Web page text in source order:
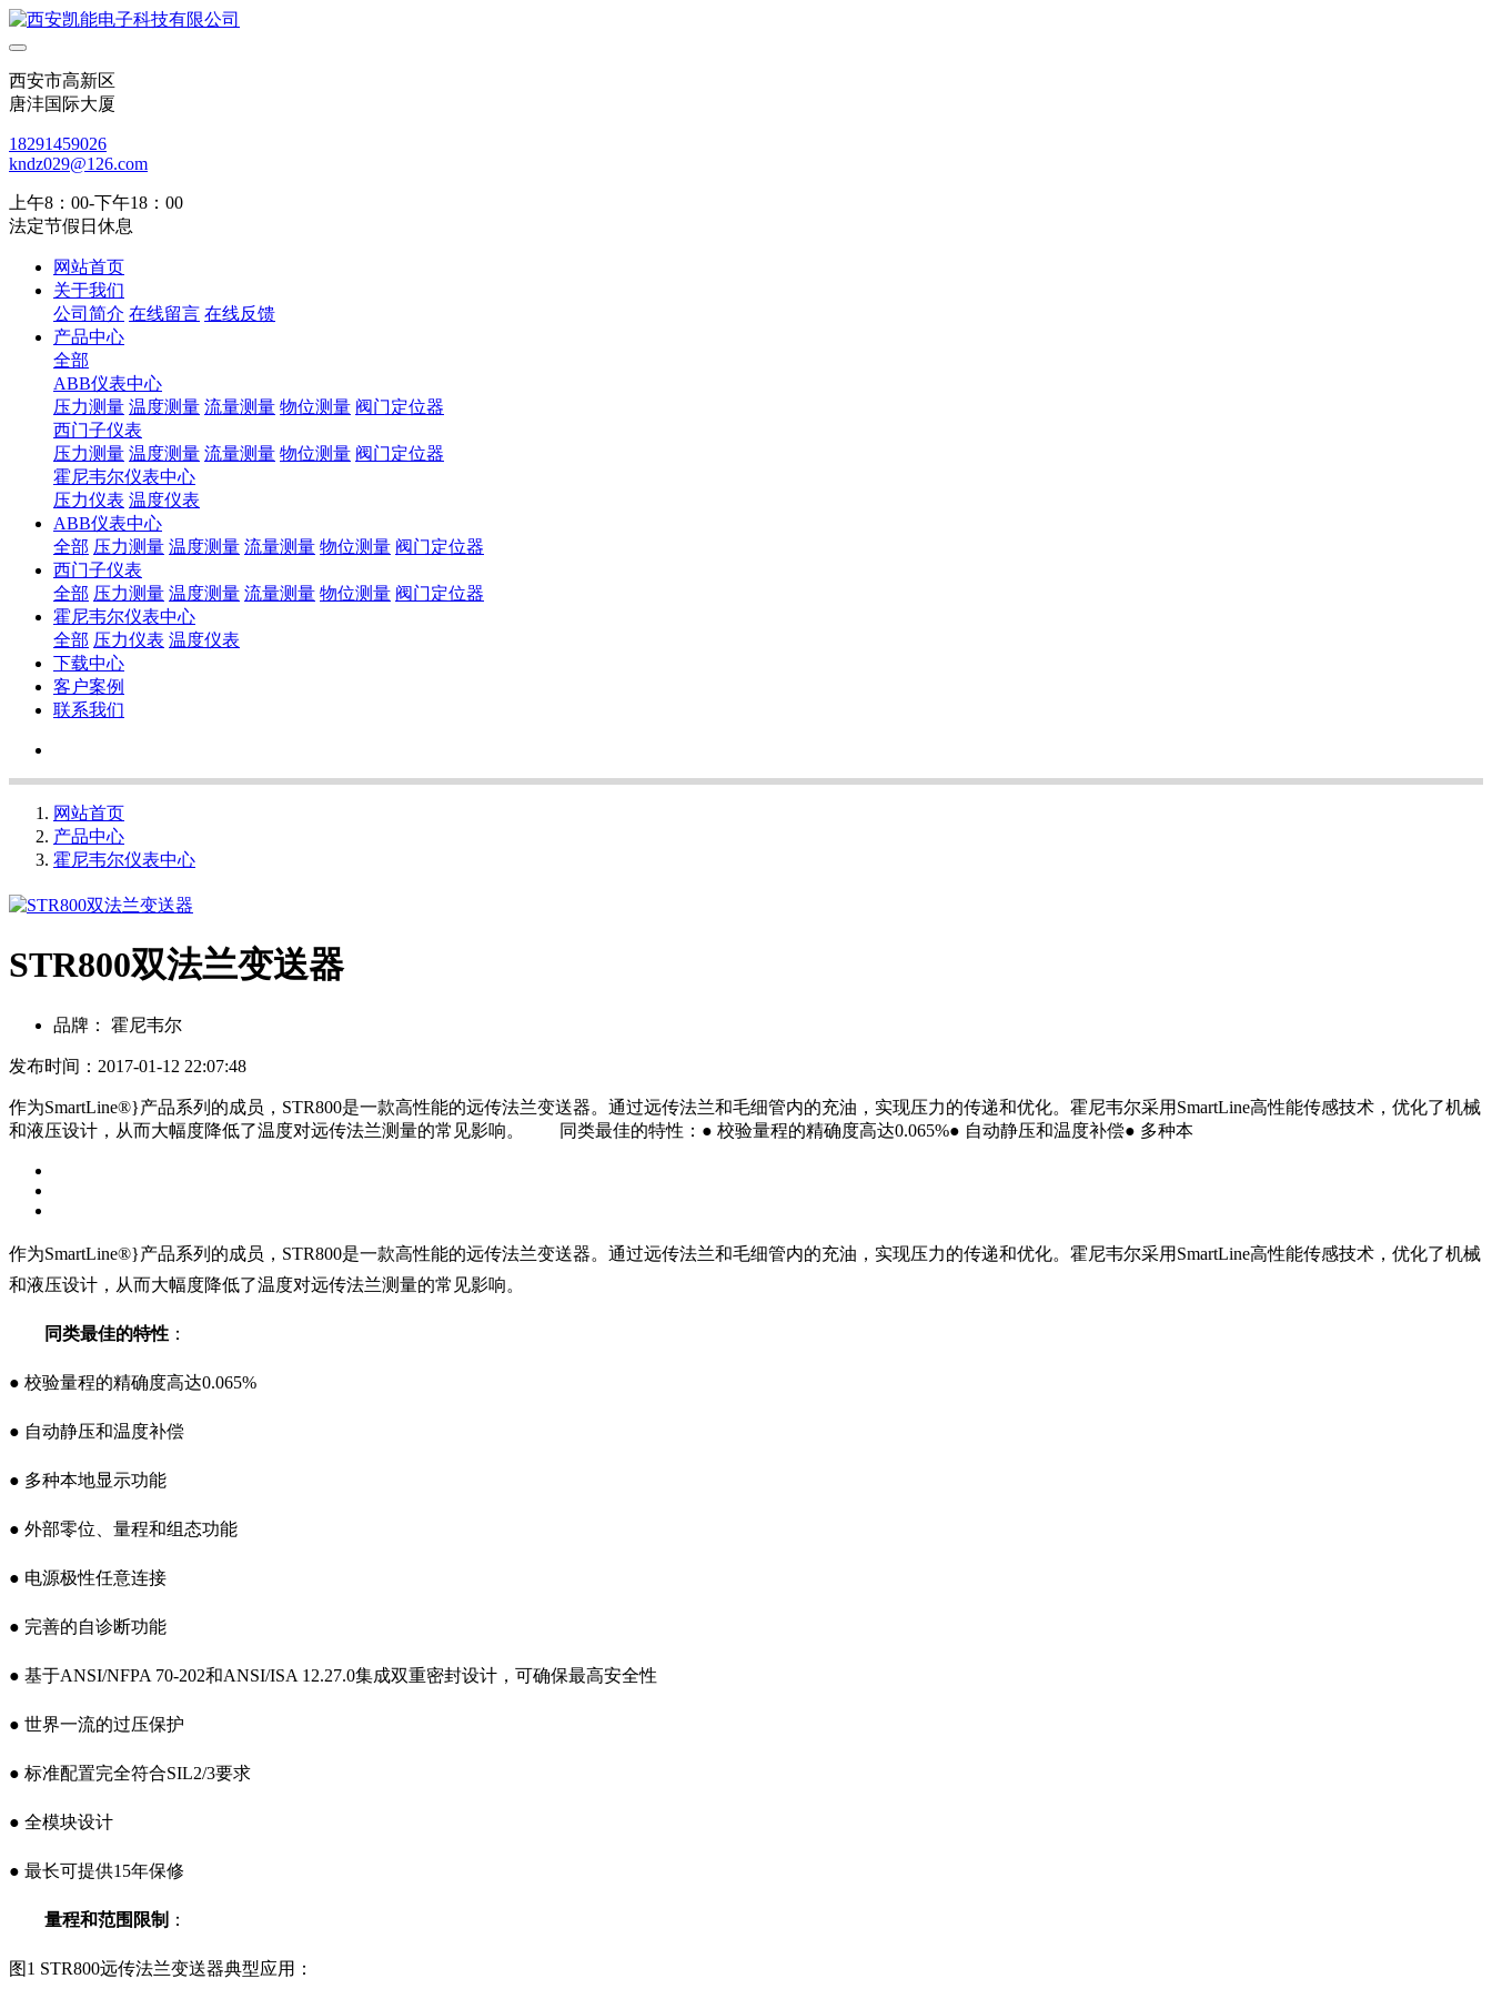
西安市高新区
唐沣国际大厦
18291459026
kndz029@126.com
上午8：00-下午18：00
法定节假日休息
网站首页
关于我们
公司简介 在线留言 在线反馈
产品中心
全部
ABB仪表中心
压力测量 温度测量 流量测量 物位测量 阀门定位器
西门子仪表
压力测量 温度测量 流量测量 物位测量 阀门定位器
霍尼韦尔仪表中心
压力仪表 温度仪表
ABB仪表中心
全部 压力测量 温度测量 流量测量 物位测量 阀门定位器
西门子仪表
全部 压力测量 温度测量 流量测量 物位测量 阀门定位器
霍尼韦尔仪表中心
全部 压力仪表 温度仪表
下载中心
客户案例
联系我们
网站首页
产品中心
霍尼韦尔仪表中心
STR800双法兰变送器
品牌： 霍尼韦尔
发布时间：2017-01-12 22:07:48
作为SmartLine®}产品系列的成员，STR800是一款高性能的远传法兰变送器。通过远传法兰和毛细管内的充油，实现压力的传递和优化。霍尼韦尔采用SmartLine高性能传感技术，优化了机械
和液压设计，从而大幅度降低了温度对远传法兰测量的常见影响。 同类最佳的特性：● 校验量程的精确度高达0.065%● 自动静压和温度补偿● 多种本
作为SmartLine®}产品系列的成员，STR800是一款高性能的远传法兰变送器。通过远传法兰和毛细管内的充油，实现压力的传递和优化。霍尼韦尔采用SmartLine高性能传感技术，优化了机械
和液压设计，从而大幅度降低了温度对远传法兰测量的常见影响。
同类最佳的特性 ：
● 校验量程的精确度高达0.065%
● 自动静压和温度补偿
● 多种本地显示功能
● 外部零位、量程和组态功能
● 电源极性任意连接
● 完善的自诊断功能
● 基于ANSI/NFPA 70-202和ANSI/ISA 12.27.0集成双重密封设计，可确保最高安全性
● 世界一流的过压保护
● 标准配置完全符合SIL2/3要求
● 全模块设计
● 最长可提供15年保修
量程和范围限制 ：
图1 STR800远传法兰变送器典型应用：